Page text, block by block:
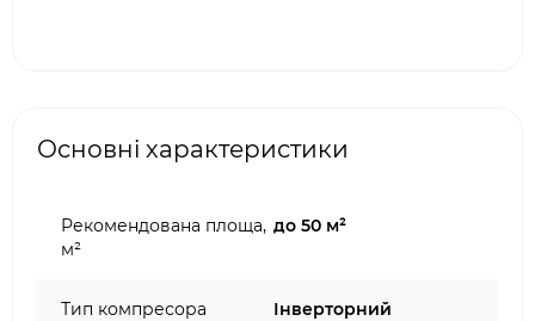
Основні характеристики
Рекомендована площа,
м²
до 50 м²
Тип компресора Інверторний